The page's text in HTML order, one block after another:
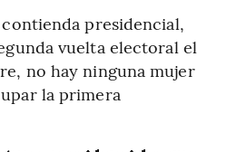
presidencial,
vuelta electoral el
no hay ninguna mujer
la primera